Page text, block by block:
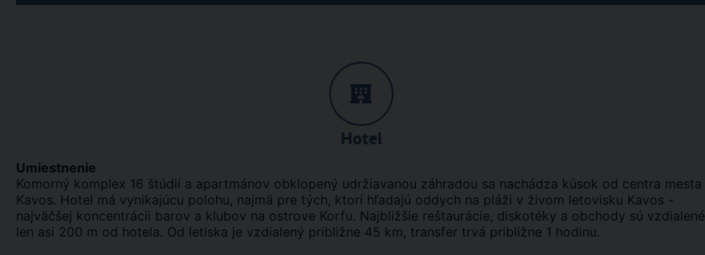
Hotel
Umiestnenie
Komorný komplex 16 štúdií a apartmánov obklopený udržiavanou záhradou sa nachádza kúsok od centra mesta
Kavos. Hotel má vynikajúcu polohu, najmä pre tých, ktorí hľadajú oddych na pláži v živom letovisku Kavos -
najväčšej koncentrácii barov a klubov na ostrove Korfu. Najbližšie reštaurácie, diskotéky a obchody sú vzdialené
len asi 200 m od hotela. Od letiska je vzdialený približne 45 km, transfer trvá približne 1 hodinu.